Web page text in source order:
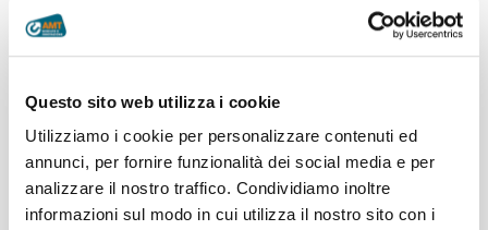
Questo sito web utilizza i cookie
Utilizziamo i cookie per personalizzare contenuti ed
annunci, per fornire funzionalità dei social media e per
analizzare il nostro traffico. Condividiamo inoltre
informazioni sul modo in cui utilizza il nostro sito con i
A seguito dell’interdizione al transito
veicolare di un tratto di corso Torino
domenica 25 giugno
servizio a cessate esigenze,le linee
20 e 607modificheranno il percorso
come di seguito indicato.
Linea 20